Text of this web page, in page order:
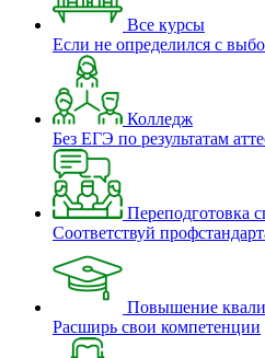
Все курсы
Если не определился с
Колледж
Без ЕГЭ по результатам
Переподготовка
Соответствуй
Повышение
Расширь свои компетенции